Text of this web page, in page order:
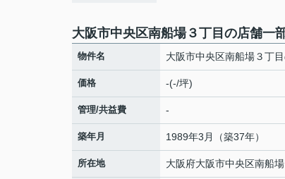
大阪市中央区南船場３丁目の店舗一
物件名 大阪市中央区南船場３丁
価格 -(-/坪)
管理/共益費 -
築年月 1989年3月（築37年）
所在地 大阪府大阪市中央区南船場